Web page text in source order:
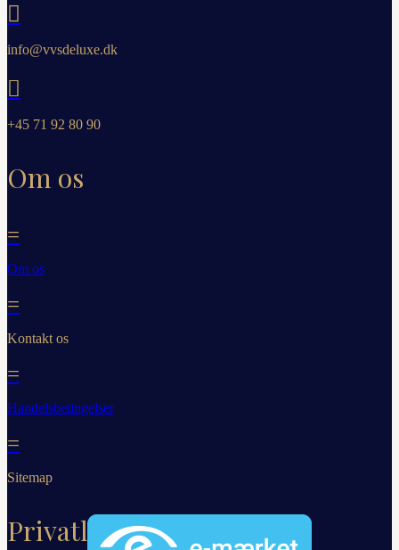

info@vvsdeluxe.dk

+45 71 92 80 90
Om os
=
Om os
=
Kontakt os
=
Handelsbetingelser
=
Sitemap
Privatliv